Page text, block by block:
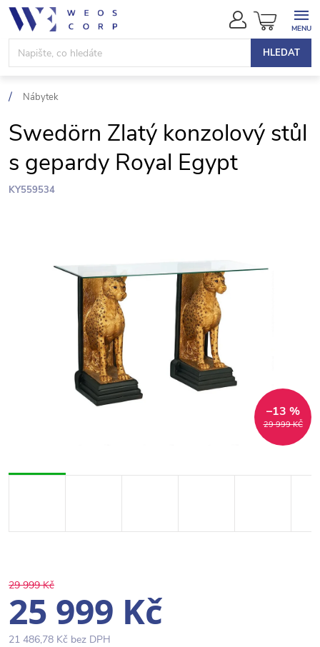
Přejít
obsah
HLEDAT
NÁKUPNÍ
KOŠÍK
Nábytek
Swedörn Zlatý konzolový stůl
s gepardy Royal Egypt
KY559534
29 999 KČ
–13 %
29 999 Kč
25 999 Kč
21 486,78 Kč bez DPH